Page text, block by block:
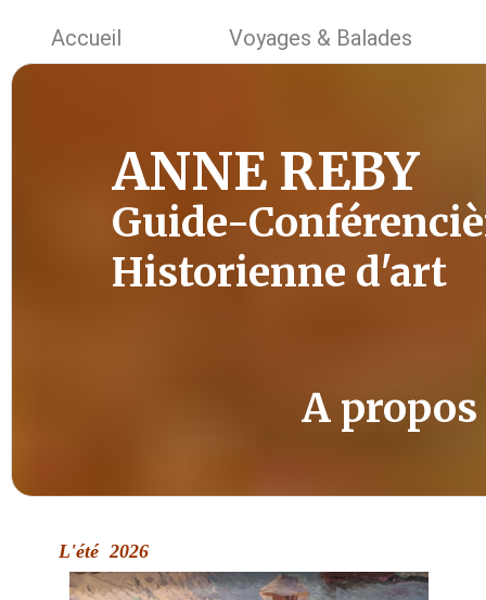
Accueil Voyages & Balades
ANNE REBY
Guide-
Historienne d'art
L'été 2026
A propos